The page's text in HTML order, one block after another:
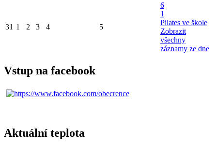
31 1 2 3 4 5
6
1
Pilates ve škole
Zobrazit
všechny
záznamy ze dne
Vstup na facebook
Aktuální teplota